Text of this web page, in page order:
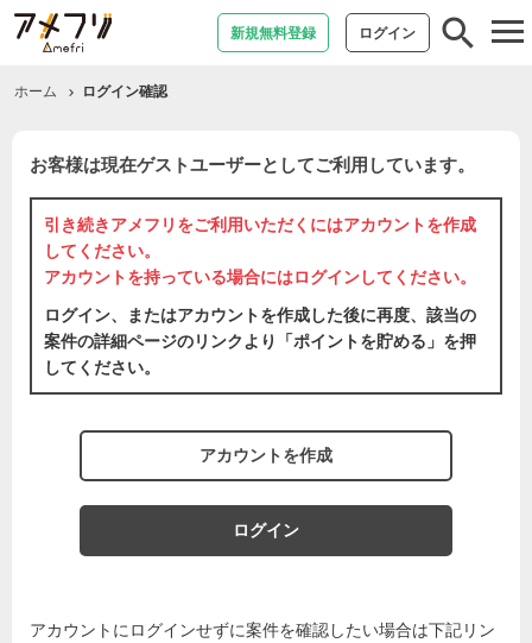
新規無料登録 ログイン
ホーム ログイン確認
お客様は現在ゲストユーザーとしてご利用しています。
引き続きアメフリをご利用いただくにはアカウントを作成
してください。
アカウントを持っている場合にはログインしてください。
ログイン、またはアカウントを作成した後に再度、該当の
案件の詳細ページのリンクより「ポイントを貯める」を押
してください。
アカウントを作成
ログイン
アカウントにログインせずに案件を確認したい場合は下記リン